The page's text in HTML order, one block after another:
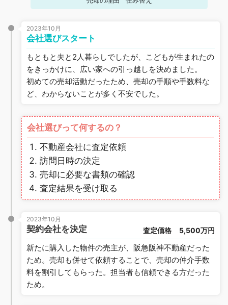
2023年10月
会社選びスタート
もともと夫と2人暮らしでしたが、こどもが生まれたの
をきっかけに、広い家への引っ越しを決めました。
初めての売却活動だったため、売却の手順や手数料な
ど、わからないことが多く不安でした。
会社選びって何するの？
不動産会社に査定依頼
訪問日時の決定
売却に必要な書類の確認
査定結果を受け取る
2023年10月
契約会社を決定 査定価格 5,500万円
新たに購入した物件の売主が、阪急阪神不動産だった
ため。売却も併せて依頼することで、売却の仲介手数
料を割引してもらった。担当者も信頼できる方だった
ため。